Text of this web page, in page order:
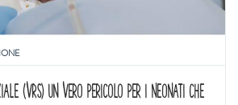
(VRS) UN VERO PERICOLO PER I NEONATI CHE